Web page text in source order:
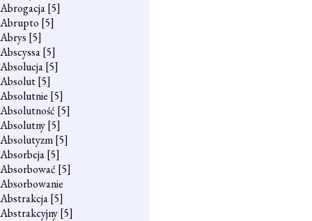
Abrogacja[5]
Abrupto [5]
Abrys [5]
Abscyssa[5]
Absolucja[5]
Absolut[5]
Absolutnie [5]
Absolutność [5]
Absolutny[5]
Absolutyzm[5]
Absorbcja[5]
Absorbować [5]
Absorbowanie
Abstrakcja[5]
Abstrakcyjny[5]